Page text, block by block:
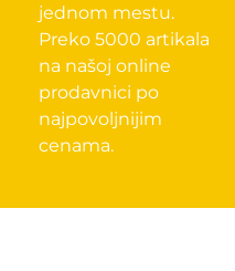
jednom mestu.
Preko 5000 artikala
na našoj online
prodavnici po
najpovoljnijim
cenama.